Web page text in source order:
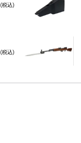
(税込)
(税込)